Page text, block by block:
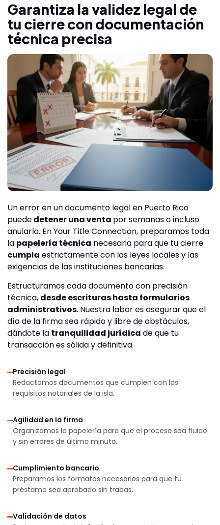
Garantiza la validez legal de
tu cierre con documentación
técnica precisa
Un error en un documento legal en Puerto Rico
puededetener una venta por semanas o incluso
anularla. En Your Title Connection, preparamos toda
la papelería técnica necesaria para que tu cierre
cumpla estrictamente con las leyes locales y las
exigencias de las instituciones bancarias.
Estructuramos cada documento con precisión
técnica, desde escrituras hasta formularios
administrativos. Nuestra labor es asegurar que el
día de la firma sea rápido y libre de obstáculos,
dándote la tranquilidad jurídica de que tu
transacción es sólida y definitiva.
Precisión legal
Redactamos documentos que cumplen con los
requisitos notariales de la isla.
Agilidad en la firma
Organizamos la papelería para que el proceso sea fluido
y sin errores de último minuto.
Cumplimiento bancario
Preparamos los formatos necesarios para que tu
préstamo sea aprobado sin trabas.
Validación de datos